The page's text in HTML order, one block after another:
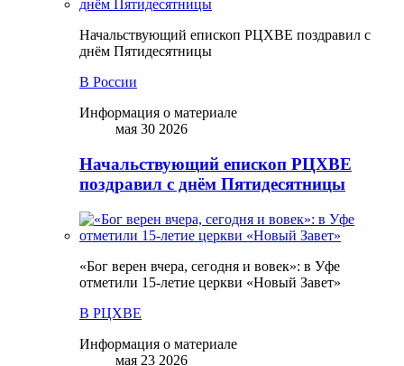
Начальствующий епископ РЦХВЕ поздравил с
днём Пятидесятницы
В России
Информация о материале
мая 30 2026
Начальствующий епископ РЦХВЕ
поздравил с днём Пятидесятницы
«Бог верен вчера, сегодня и вовек»: в Уфе
отметили 15-летие церкви «Новый Завет»
В РЦХВЕ
Информация о материале
мая 23 2026